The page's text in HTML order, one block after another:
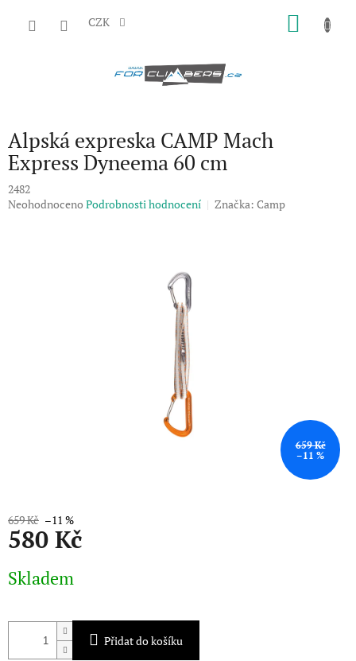
CZK
Alpská expreska CAMP Mach
Express Dyneema 60 cm
2482
Průměrné
Neohodnoceno Podrobnosti hodnocení Značka: Camp
659 Kč
–11 %
659 Kč –11 %
580 Kč
cena:
Skladem
Přidat do košíku